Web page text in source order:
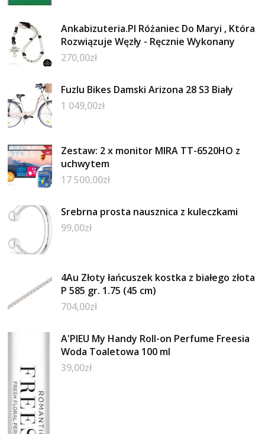
Ankabizuteria.Pl Różaniec Do Maryi , Która
Rozwiązuje Węzły - Ręcznie Wykonany
270,00zł
Fuzlu Bikes Damski Arizona 28 S3 Biały
1 049,00zł
Zestaw: 2 x monitor MIRA TT-6520HO z
uchwytem
17 500,00zł
Srebrna prosta nausznica z kuleczkami
99,00zł
4Au Złoty łańcuszek kostka z białego złota
P 585 gr. 1.75 (45 cm)
704,00zł
A'PIEU My Handy Roll-on Perfume Freesia
Woda Toaletowa 100 ml
39,00zł